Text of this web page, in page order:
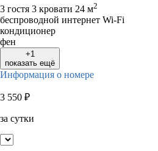
3 гостя 3 кровати 24 м2
беспроводной интернет Wi-Fi
кондиционер
фен
+1
показать ещё
Информация о номере
3 550 ₽
за сутки